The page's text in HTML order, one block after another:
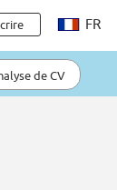
FR
de CV